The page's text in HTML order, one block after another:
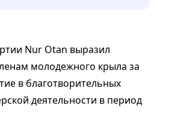
Nur Otan выразил
молодежного крыла за
в благотворительных
деятельности в период